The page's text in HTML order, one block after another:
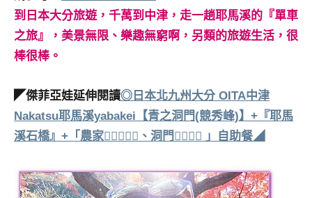
到日本大分旅遊，千萬到中津，走一趟耶馬溪的『單車
之旅』，美景無限、樂趣無窮啊，另類的旅遊生活，很
棒很棒。
◤傑菲亞娃延伸閱讀◎日本北九州大分 OITA中津
Nakatsu耶馬溪yabakei【青之洞門(競秀峰)】+『耶馬
溪石橋』+「農家、洞門 」自助餐◢